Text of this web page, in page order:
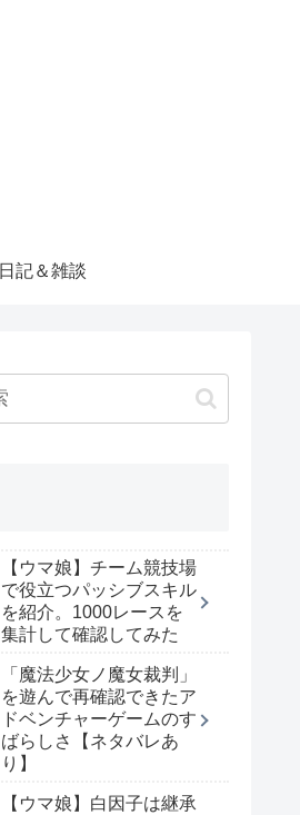
日記＆雑談
【ウマ娘】チーム競技場
で役立つパッシブスキル
を紹介。1000レースを
集計して確認してみた
「魔法少女ノ魔女裁判」
を遊んで再確認できたア
ドベンチャーゲームのす
ばらしさ【ネタバレあ
り】
【ウマ娘】白因子は継承